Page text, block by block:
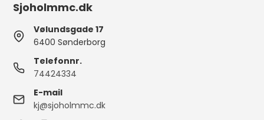
Sjoholmmc.dk
Vølundsgade 17
6400 Sønderborg
Telefonnr.
74424334
E-mail
kj@sjoholmmc.dk